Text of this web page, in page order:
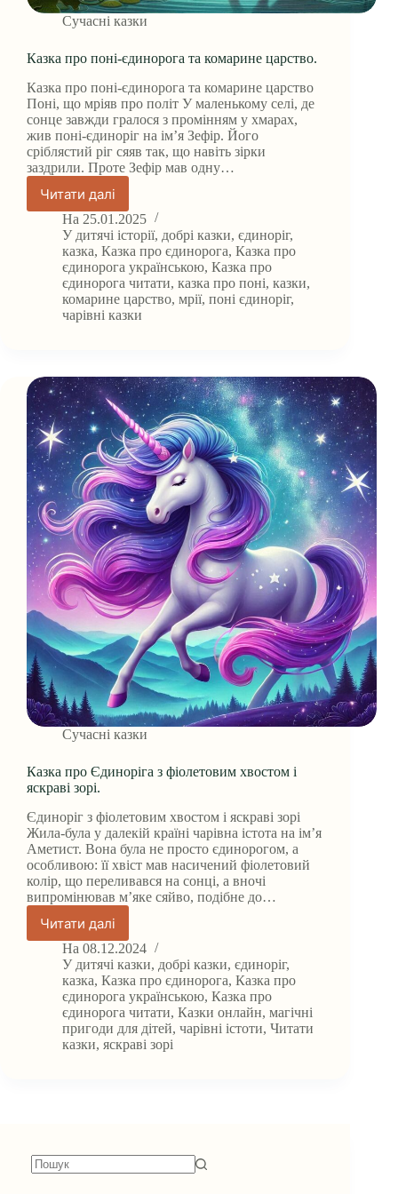
Сучасні казки
Казка про поні-єдинорога та комарине царство.
Казка про поні-єдинорога та комарине царство
Поні, що мріяв про політ У маленькому селі, де
сонце завжди гралося з промінням у хмарах,
жив поні-єдиноріг на ім’я Зефір. Його
сріблястий ріг сяяв так, що навіть зірки
заздрили. Проте Зефір мав одну…
Читати далі
Казка
про
поні-
єдинорога
та
комарине
царство.
На 25.01.2025
У дитячі історії, добрі казки,єдиноріг,
казка, Казка про єдинорога, Казка про
єдинорога українською, Казка про
єдинорога читати, казка про поні, казки,
комарине царство, мрії, поні єдиноріг,
чарівні казки
Сучасні казки
Казка про Єдиноріга з фіолетовим хвостом і
яскраві зорі.
Єдиноріг з фіолетовим хвостом і яскраві зорі
Жила-була у далекій країні чарівна істота на ім’я
Аметист. Вона була не просто єдинорогом, а
особливою: її хвіст мав насичений фіолетовий
колір, що переливався на сонці, а вночі
випромінював м’яке сяйво, подібне до…
Читати далі
Казка
про
Єдиноріга
з
фіолетовим
хвостом
і
яскраві
На 08.12.2024
У дитячі казки, добрі казки,єдиноріг,
казка, Казка про єдинорога, Казка про
єдинорога українською, Казка про
єдинорога читати, Казки онлайн, магічні
пригоди для дітей, чарівні істоти, Читати
казки, яскраві зорі